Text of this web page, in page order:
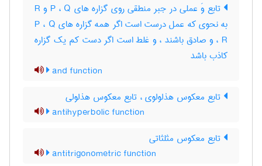
تابع وَ عملی در جبر منطقی روی گزاره های P ، Q و R
به نحوی که عمل درست است اگر همه گزاره های P ، Q
، R و صادق باشند ، و غلط است اگر دست کم یک گزاره
کاذب باشد
and function
تابع معکوس هذلولوی ، تابع معکوس هذلولی
antihyperbolic function
تابع معکوس مثلثاتی
antitrigonometric function